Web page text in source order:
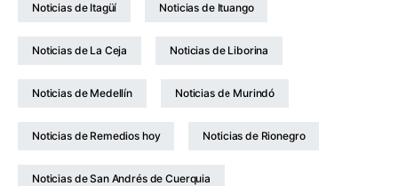
Noticias de Itagüí Noticias de Ituango
Noticias de La Ceja Noticias de Liborina
Noticias de Medellín Noticias de Murindó
Noticias de Remedios hoy Noticias de Rionegro
Noticias de San Andrés de Cuerquia